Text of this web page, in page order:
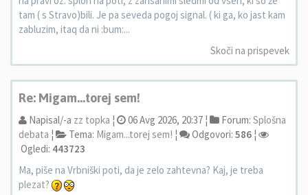
tam ( s Stravo)bili. Je pa seveda pogoj signal. ( ki ga, ko jast kam
zabluzim, itaq da ni :bum:...
Skoči na prispevek
Re: Migam...torej sem!
Napisal/-a zz topka ¦ 06 Avg 2026, 20:37 ¦ Forum: Splošna
debata ¦ Tema: Migam...torej sem! ¦ Odgovori: 586 ¦
Ogledi: 443723
Ma, piše na Vrbniški poti, da je zelo zahtevna? Kaj, je treba
plezat?